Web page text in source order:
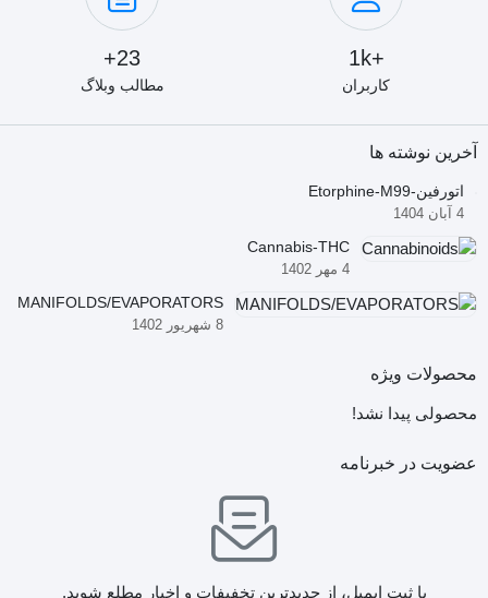
+1k
کاربران
23+
مطالب وبلاگ
آخرین نوشته ها
اتورفین-Etorphine-M99
4 آبان 1404
Cannabis-THC
4 مهر 1402
MANIFOLDS/EVAPORATORS
8 شهریور 1402
محصولات ویژه
محصولی پیدا نشد!
عضویت در خبرنامه
با ثبت ایمیل، از جدید‌ترین تخفیفات و اخبار مطلع شوید.